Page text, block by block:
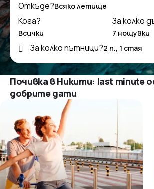
Откъде?
Кога?
За колко
За колко пътници?
Почивка в Никити: last minute
добрите дати